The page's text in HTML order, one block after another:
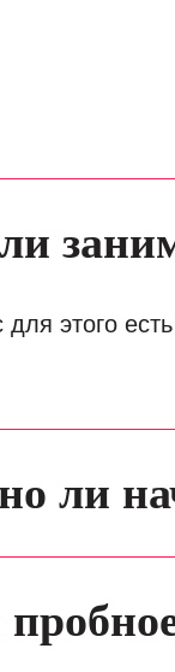
для этого
ли